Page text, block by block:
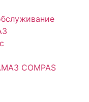
COMPAS